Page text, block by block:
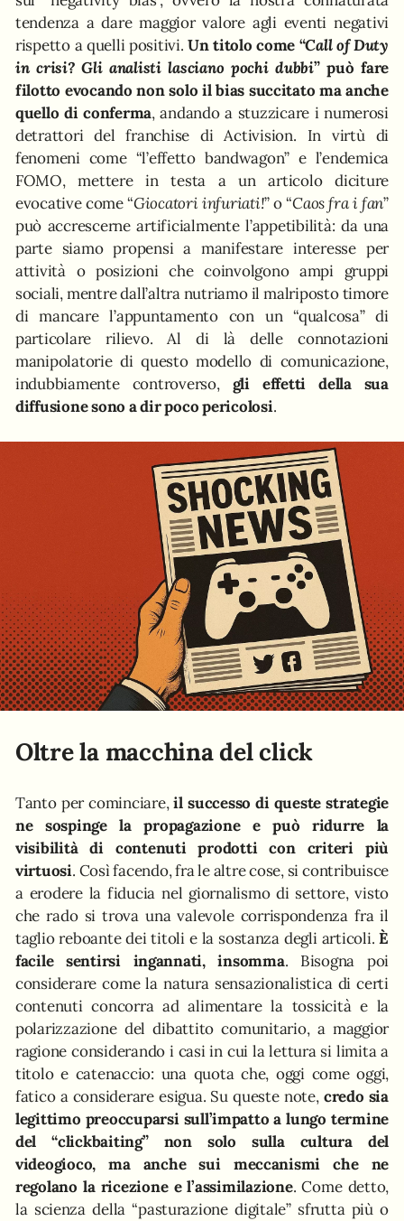
tendenza a dare maggior valore agli eventi negativi
rispetto a quelli positivi.Un titolo come “Call of Duty
in crisi? Gli analisti lasciano pochi dubbi” può fare
filotto evocando non solo il bias succitato ma anche
quello di conferma, andando a stuzzicare i numerosi
detrattori del franchise di Activision. In virtù di
fenomeni come “l’effetto bandwagon” e l’endemica
FOMO, mettere in testa a un articolo diciture
evocative come “Giocatori infuriati!” o “Caos fra i fan”
può accrescerne artificialmente l’appetibilità: da una
parte siamo propensi a manifestare interesse per
attività o posizioni che coinvolgono ampi gruppi
sociali, mentre dall’altra nutriamo il malriposto timore
di mancare l’appuntamento con un “qualcosa” di
particolare rilievo. Al di là delle connotazioni
manipolatorie di questo modello di comunicazione,
indubbiamente controverso, gli effetti della sua
diffusione sono a dir poco pericolosi.
Oltre la macchina del click
Tanto per cominciare,il successo di queste strategie
ne sospinge la propagazione e può ridurre la
visibilità di contenuti prodotti con criteri più
virtuosi. Così facendo, fra le altre cose, si contribuisce
a erodere la fiducia nel giornalismo di settore, visto
che rado si trova una valevole corrispondenza fra il
taglio reboante dei titoli e la sostanza degli articoli.È
facile sentirsi ingannati, insomma. Bisogna poi
considerare come la natura sensazionalistica di certi
contenuti concorra ad alimentare la tossicità e la
polarizzazione del dibattito comunitario, a maggior
ragione considerando i casi in cui la lettura si limita a
titolo e catenaccio: una quota che, oggi come oggi,
fatico a considerare esigua. Su queste note, credo sia
legittimo preoccuparsi sull’impatto a lungo termine
del “clickbaiting” non solo sulla cultura del
videogioco, ma anche sui meccanismi che ne
regolano la ricezione e l’assimilazione. Come detto,
la scienza della “pasturazione digitale” sfrutta più o